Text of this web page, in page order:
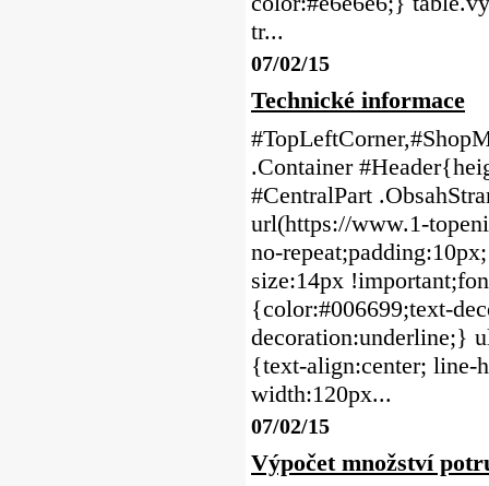
tr...
07/02/15
Technické informace
.Container
#CentralPart
url(https://www.1-
no-
size:14px
{color:#006699;text-
decoration:underline;}
{text-align:center; line-
width:120px...
07/02/15
Výpočet množství